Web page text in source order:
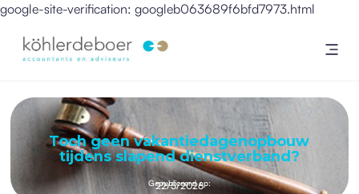
google-site-verification: googleb063689f6bfd7973.html
Toch geen vakantiedagenopbouw
tijdens slapend dienstverband?
Gepubliceerd op:
22/5/2026